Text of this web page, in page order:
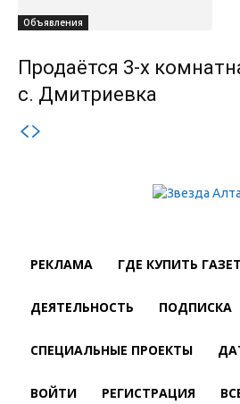
Объявления
Продаётся 3-х
с. Дмитриевка
РЕКЛАМА ГДЕ КУПИТЬ
ДЕЯТЕЛЬНОСТЬ ПОДПИСКА
СПЕЦИАЛЬНЫЕ ПРОЕКТЫ
ВОЙТИ РЕГИСТРАЦИЯ